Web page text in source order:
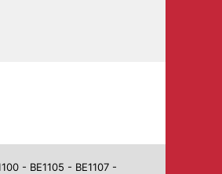
- BE1105 - BE1107 -